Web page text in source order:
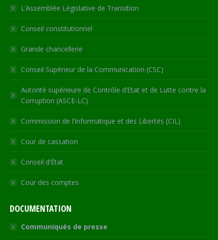
in
new
window
in
new
window
in
new
window
in
new
window
opens
in
new
L’Assemblée Législative de Transition
Conseil constitutionnel
Grande chancellerie
Conseil Supérieur de la Communication (CSC)
Autorité supérieure de Contrôle d’Etat et de Lutte contre la
Corruption (ASCE-LC)
Commission de l’Informatique et des Libertés (CIL)
Cour de cassation
Conseil d’État
Cour des comptes
DOCUMENTATION
Communiqués de presse